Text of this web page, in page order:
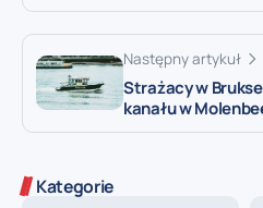
Następny artykuł
Strażacy w
kanału w
Kategorie